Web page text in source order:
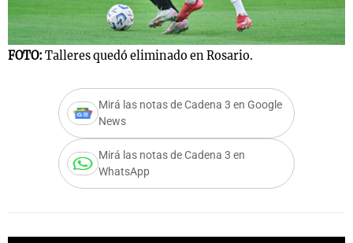
FOTO: Talleres quedó eliminado en Rosario.
Mirá las notas de Cadena 3 en Google
News
Mirá las notas de Cadena 3 en
WhatsApp